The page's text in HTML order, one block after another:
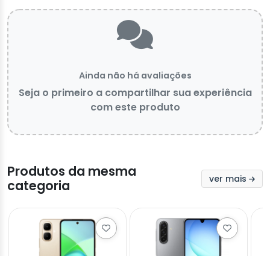
Ainda não há avaliações
Seja o primeiro a compartilhar sua experiência
com este produto
Produtos da mesma
categoria
ver mais